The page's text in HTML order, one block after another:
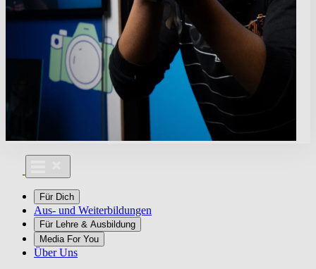
Für Dich
Aus- und Weiterbildungen
Für Lehre & Ausbildung
Media For You
Über Uns